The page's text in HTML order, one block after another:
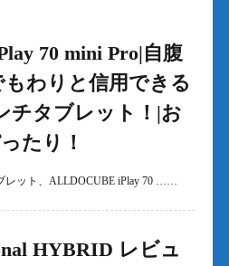
70 mini Pro|自腹
わりと信用できる
チタブレット！|お
たり！
レット、ALLDOCUBE iPlay 70 ……
HYBRID レビュ